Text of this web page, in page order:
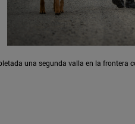
una segunda valla en la frontera